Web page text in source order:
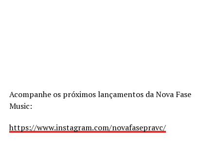
Acompanhe os próximos lançamentos da Nova Fase
Music:
https://www.instagram.com/novafasepravc/